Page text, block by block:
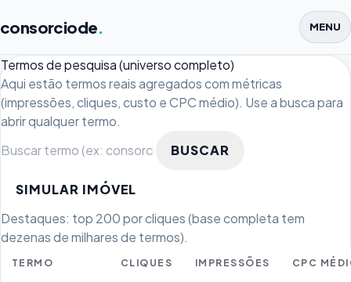
consorciode. MENU
Termos de pesquisa (universo completo)
Aqui estão termos reais agregados com métricas
(impressões, cliques, custo e CPC médio). Use a busca para
abrir qualquer termo.
BUSCAR
SIMULAR IMÓVEL
Destaques: top 200 por cliques (base completa tem
dezenas de milhares de termos).
TERMO CLIQUES IMPRESSÕES CPC